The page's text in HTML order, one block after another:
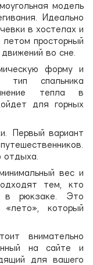
модель
Идеально
в хостелах и
просторный
во сне.
форму и
тип спальника
тепла в
для горных
Первый вариант
отдыха.
вес и
тем, кто
в рюкзаке. Это
«лето», который
внимательно
на сайте и
для вашего